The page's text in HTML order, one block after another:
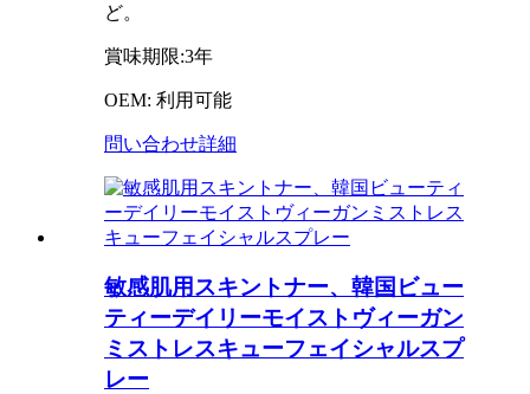
ど。
賞味期限:3年
OEM: 利用可能
問い合わせ詳細
敏感肌用スキントナー、韓国ビュー
ティーデイリーモイストヴィーガン
ミストレスキューフェイシャルスプ
レー